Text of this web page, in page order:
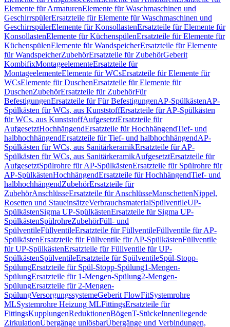
Elemente für ArmaturenElemente für Waschmaschinen und
GeschirrspülerErsatzteile für Elemente für Waschmaschinen und
GeschirrspülerElemente für KonsollastenErsatzteile für Elemente für
KonsollastenElemente für KüchenspülenErsatzteile für Elemente für
KüchenspülenElemente für WandspeicherErsatzteile für Elemente
für WandspeicherZubehörErsatzteile für ZubehörGeberit
KombifixMontageelementeErsatzteile für
MontageelementeElemente für WCsErsatzteile für Elemente für
WCsElemente für DuschenErsatzteile für Elemente für
DuschenZubehörErsatzteile für ZubehörFür
BefestigungenErsatzteile für Für BefestigungenAP-SpülkästenAP-
Spülkästen für WCs, aus KunststoffErsatzteile für AP-Spülkästen
für WCs, aus KunststoffAufgesetztErsatzteile für
AufgesetztHochhängendErsatzteile für HochhängendTief- und
halbhochhängendErsatzteile für Tief- und halbhochhängendAP-
Spülkästen für WCs, aus SanitärkeramikErsatzteile für AP-
Spülkästen für WCs, aus SanitärkeramikAufgesetztErsatzteile für
AufgesetztSpülrohre für AP-SpülkästenErsatzteile für Spülrohre für
AP-SpülkästenHochhängendErsatzteile für HochhängendTief- und
halbhochhängendZubehörErsatzteile für
ZubehörAnschlüsseErsatzteile für AnschlüsseManschettenNippel,
Rosetten und StaueinsätzeVerbrauchsmaterialSpülventileUP-
SpülkästenSigma UP-SpülkästenErsatzteile für Sigma UP-
SpülkästenSpülrohreZubehörFüll- und
SpülventileFüllventileErsatzteile für FüllventileFüllventile für AP-
SpülkästenErsatzteile für Füllventile für AP-SpülkästenFüllventile
für UP-SpülkästenErsatzteile für Füllventile für UP-
SpülkästenSpülventileErsatzteile für SpülventileSpül-Stopp-
SpülungErsatzteile für Spül-Stopp-Spülung1-Mengen-
SpülungErsatzteile für 1-Mengen-Spülung2-Mengen-
SpülungErsatzteile für 2-Mengen-
SpülungVersorgungssystemeGeberit FlowFitSystemrohre
MLSystemrohre Heizung MLFittingsErsatzteile für
FittingsKupplungenReduktionenBögenT-StückeInnenliegende
ZirkulationÜbergänge unlösbarÜbergänge und Verbindungen,